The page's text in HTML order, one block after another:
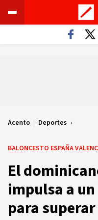
Acento | Deportes
BALONCESTO ESPAÑA
El
impulsa a
para